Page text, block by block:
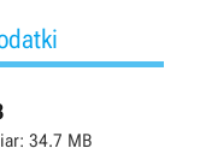
34.7 MB